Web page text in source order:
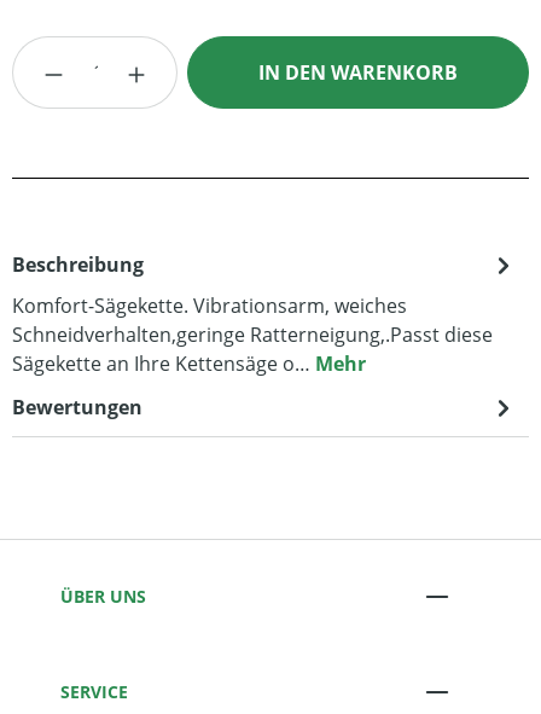
Produkt Anzahl: Gib den gewünschten
IN DEN WARENKORB
Beschreibung
Komfort-Sägekette. Vibrationsarm, weiches
Schneidverhalten,geringe Ratterneigung,.Passt diese
Sägekette an Ihre Kettensäge o… Mehr
Bewertungen
ÜBER UNS
SERVICE